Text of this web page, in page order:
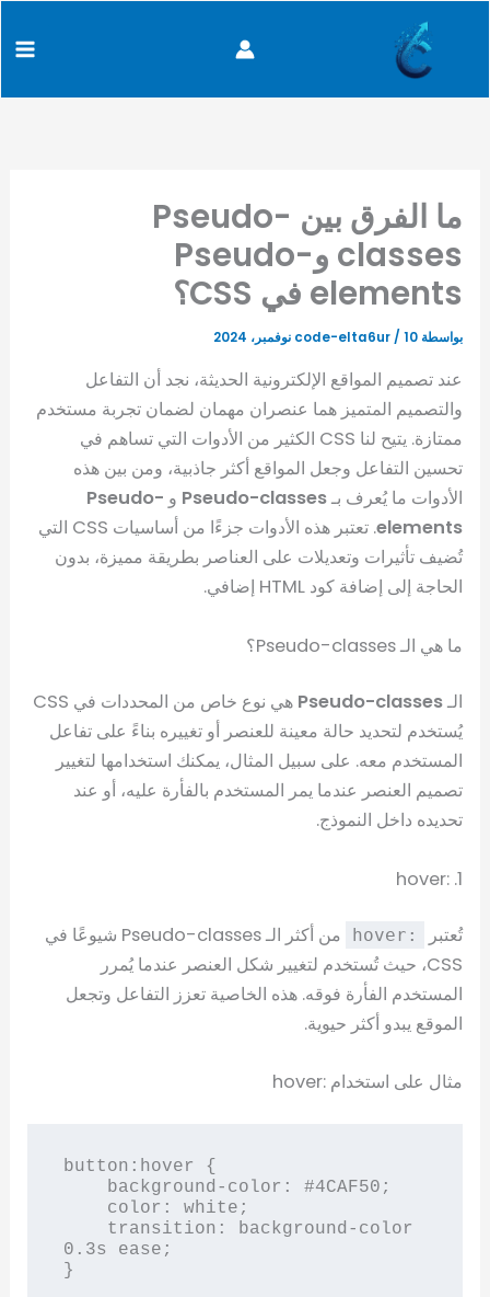
ما الفرق بين Pseudo-
classes وPseudo-
elements في CSS؟
بواسطة code-elta6ur / 10 نوفمبر، 2024
عند تصميم المواقع الإلكترونية الحديثة، نجد أن التفاعل
والتصميم المتميز هما عنصران مهمان لضمان تجربة مستخدم
ممتازة. يتيح لنا CSS الكثير من الأدوات التي تساهم في
تحسين التفاعل وجعل المواقع أكثر جاذبية، ومن بين هذه
الأدوات ما يُعرف بـPseudo-classes و Pseudo-
elements
. تعتبر هذه الأدوات جزءًا من أساسيات CSS التي
تُضيف تأثيرات وتعديلات على العناصر بطريقة مميزة، بدون
الحاجة إلى إضافة كود HTML إضافي.
ما هي الـ Pseudo-classes؟
الـPseudo-classes
هي نوع خاص من المحددات في CSS
يُستخدم لتحديد حالة معينة للعنصر أو تغييره بناءً على تفاعل
المستخدم معه. على سبيل المثال، يمكنك استخدامها لتغيير
تصميم العنصر عندما يمر المستخدم بالفأرة عليه، أو عند
تحديده داخل النموذج.
1. :hover
تُعتبر :hover
من أكثر الـ Pseudo-classes شيوعًا في
CSS، حيث تُستخدم لتغيير شكل العنصر عندما يُمرر
المستخدم الفأرة فوقه. هذه الخاصية تعزز التفاعل وتجعل
الموقع يبدو أكثر حيوية.
مثال على استخدام :hover
button:hover {
0.3s ease;
}
بريدك
الإلكتروني...